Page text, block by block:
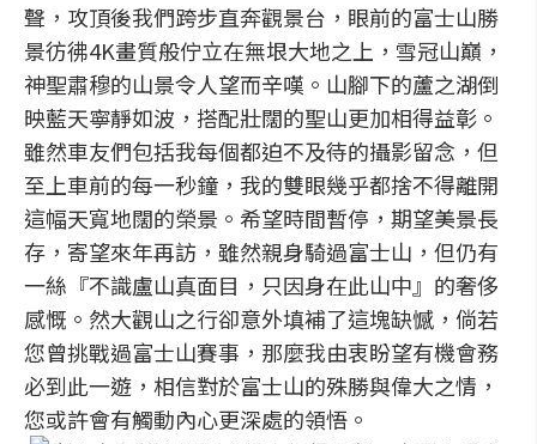
聲，攻頂後我們跨步直奔觀景台，眼前的富士山勝
景彷彿4K畫質般佇立在無垠大地之上，雪冠山巔，
神聖肅穆的山景令人望而辛嘆。山腳下的蘆之湖倒
映藍天寧靜如波，搭配壯闊的聖山更加相得益彰。
雖然車友們包括我每個都迫不及待的攝影留念，但
至上車前的每一秒鐘，我的雙眼幾乎都捨不得離開
這幅天寬地闊的榮景。希望時間暫停，期望美景長
存，寄望來年再訪，雖然親身騎過富士山，但仍有
一絲『不識盧山真面目，只因身在此山中』的奢侈
感慨。然大觀山之行卻意外填補了這塊缺憾，倘若
您曾挑戰過富士山賽事，那麼我由衷盼望有機會務
必到此一遊，相信對於富士山的殊勝與偉大之情，
您或許會有觸動內心更深處的領悟。